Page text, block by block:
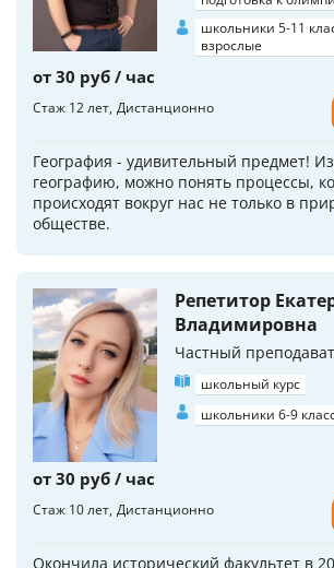
школьники 5-11
взрослые
от 30 руб / час
Стаж 12 лет Дистанционно
География - удивительный предмет!
географию, можно понять процессы,
происходят вокруг нас не только в
обществе.
Репетитор
Владимировна
Частный
школьный курс
школьники 6-9
от 30 руб / час
Стаж 10 лет Дистанционно
Окончила исторический факультет в